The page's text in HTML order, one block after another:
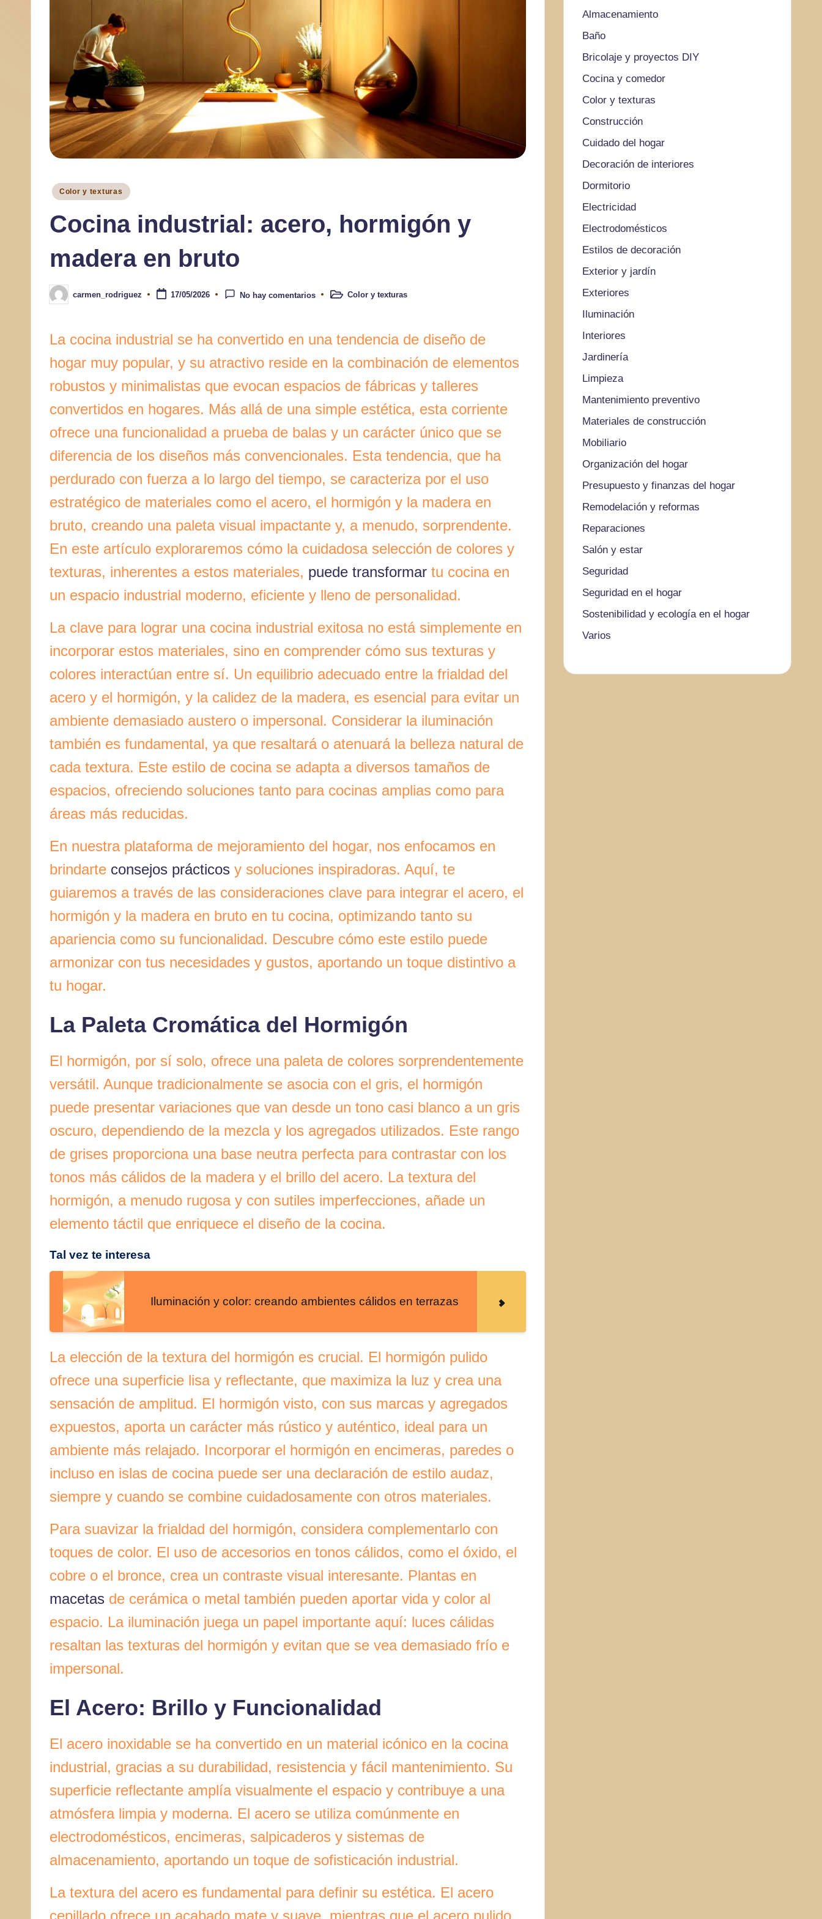
Publicado
Color y texturas
Cocina industrial: acero, hormigón y
madera en bruto
Publicado
por
carmen_rodriguez 17/05/2026 No hay comentarios
PublicadoColor y texturas
La cocina industrial se ha convertido en una tendencia de diseño de
hogar muy popular, y su atractivo reside en la combinación de elementos
robustos y minimalistas que evocan espacios de fábricas y talleres
convertidos en hogares. Más allá de una simple estética, esta corriente
ofrece una funcionalidad a prueba de balas y un carácter único que se
diferencia de los diseños más convencionales. Esta tendencia, que ha
perdurado con fuerza a lo largo del tiempo, se caracteriza por el uso
estratégico de materiales como el acero, el hormigón y la madera en
bruto, creando una paleta visual impactante y, a menudo, sorprendente.
En este artículo exploraremos cómo la cuidadosa selección de colores y
texturas, inherentes a estos materiales, puede transformar tu cocina en
un espacio industrial moderno, eficiente y lleno de personalidad.
La clave para lograr una cocina industrial exitosa no está simplemente en
incorporar estos materiales, sino en comprender cómo sus texturas y
colores interactúan entre sí. Un equilibrio adecuado entre la frialdad del
acero y el hormigón, y la calidez de la madera, es esencial para evitar un
ambiente demasiado austero o impersonal. Considerar la iluminación
también es fundamental, ya que resaltará o atenuará la belleza natural de
cada textura. Este estilo de cocina se adapta a diversos tamaños de
espacios, ofreciendo soluciones tanto para cocinas amplias como para
áreas más reducidas.
En nuestra plataforma de mejoramiento del hogar, nos enfocamos en
brindarte consejos prácticos y soluciones inspiradoras. Aquí, te
guiaremos a través de las consideraciones clave para integrar el acero, el
hormigón y la madera en bruto en tu cocina, optimizando tanto su
apariencia como su funcionalidad. Descubre cómo este estilo puede
armonizar con tus necesidades y gustos, aportando un toque distintivo a
tu hogar.
La Paleta Cromática del Hormigón
El hormigón, por sí solo, ofrece una paleta de colores sorprendentemente
versátil. Aunque tradicionalmente se asocia con el gris, el hormigón
puede presentar variaciones que van desde un tono casi blanco a un gris
oscuro, dependiendo de la mezcla y los agregados utilizados. Este rango
de grises proporciona una base neutra perfecta para contrastar con los
tonos más cálidos de la madera y el brillo del acero. La textura del
hormigón, a menudo rugosa y con sutiles imperfecciones, añade un
elemento táctil que enriquece el diseño de la cocina.
Tal vez te interesa
Iluminación y color: creando ambientes cálidos en terrazas
La elección de la textura del hormigón es crucial. El hormigón pulido
ofrece una superficie lisa y reflectante, que maximiza la luz y crea una
sensación de amplitud. El hormigón visto, con sus marcas y agregados
expuestos, aporta un carácter más rústico y auténtico, ideal para un
ambiente más relajado. Incorporar el hormigón en encimeras, paredes o
incluso en islas de cocina puede ser una declaración de estilo audaz,
siempre y cuando se combine cuidadosamente con otros materiales.
Para suavizar la frialdad del hormigón, considera complementarlo con
toques de color. El uso de accesorios en tonos cálidos, como el óxido, el
cobre o el bronce, crea un contraste visual interesante. Plantas en
macetas de cerámica o metal también pueden aportar vida y color al
espacio. La iluminación juega un papel importante aquí: luces cálidas
resaltan las texturas del hormigón y evitan que se vea demasiado frío e
impersonal.
El Acero: Brillo y Funcionalidad
El acero inoxidable se ha convertido en un material icónico en la cocina
industrial, gracias a su durabilidad, resistencia y fácil mantenimiento. Su
superficie reflectante amplía visualmente el espacio y contribuye a una
atmósfera limpia y moderna. El acero se utiliza comúnmente en
electrodomésticos, encimeras, salpicaderos y sistemas de
almacenamiento, aportando un toque de sofisticación industrial.
La textura del acero es fundamental para definir su estética. El acero
cepillado ofrece un acabado mate y suave, mientras que el acero pulido
Almacenamiento
Baño
Bricolaje y proyectos DIY
Cocina y comedor
Color y texturas
Construcción
Cuidado del hogar
Decoración de interiores
Dormitorio
Electricidad
Electrodomésticos
Estilos de decoración
Exterior y jardín
Exteriores
Iluminación
Interiores
Jardinería
Limpieza
Mantenimiento preventivo
Materiales de construcción
Mobiliario
Organización del hogar
Presupuesto y finanzas del hogar
Remodelación y reformas
Reparaciones
Salón y estar
Seguridad
Seguridad en el hogar
Sostenibilidad y ecología en el hogar
Varios